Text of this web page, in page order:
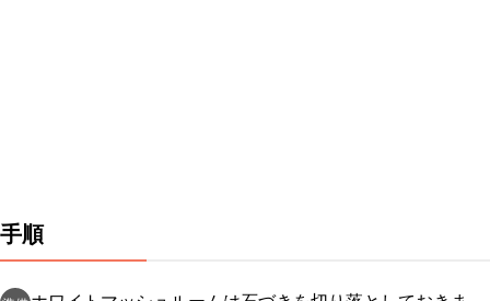
手順